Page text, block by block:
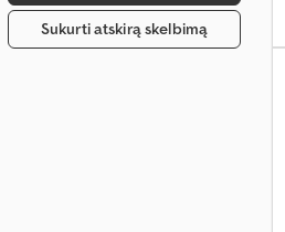
Sukurti atskirą skelbimą